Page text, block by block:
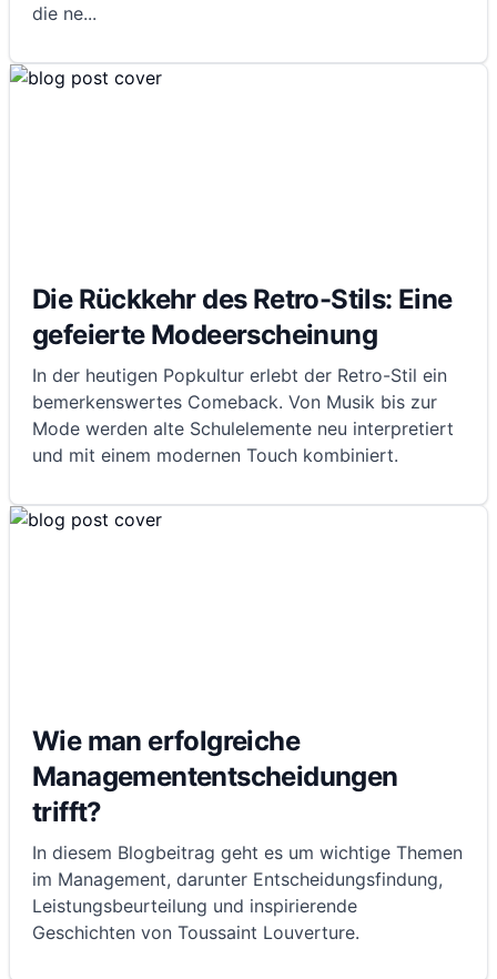
die ne...
Die Rückkehr des Retro-Stils: Eine
gefeierte Modeerscheinung
In der heutigen Popkultur erlebt der Retro-Stil ein
bemerkenswertes Comeback. Von Musik bis zur
Mode werden alte Schulelemente neu interpretiert
und mit einem modernen Touch kombiniert.
Wie man erfolgreiche
Managemententscheidungen
trifft?
In diesem Blogbeitrag geht es um wichtige Themen
im Management, darunter Entscheidungsfindung,
Leistungsbeurteilung und inspirierende
Geschichten von Toussaint Louverture.